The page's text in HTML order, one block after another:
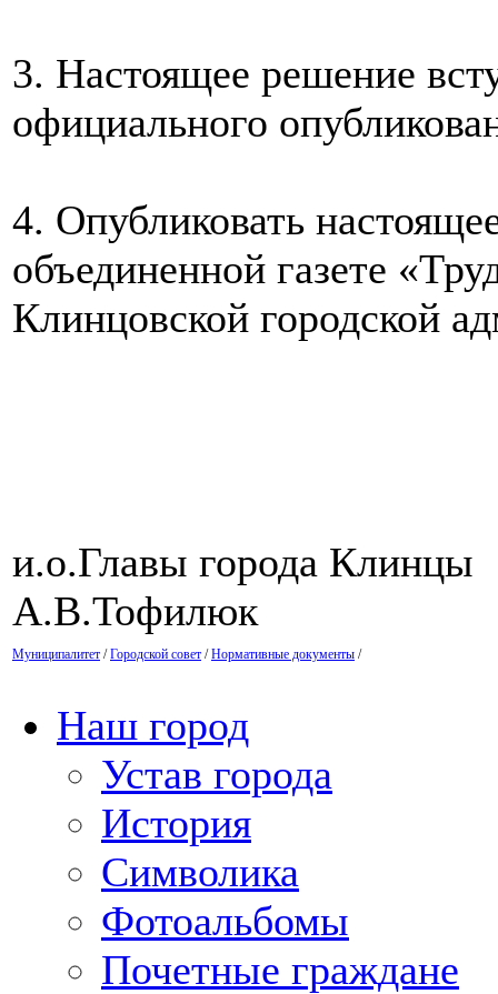
3. Настоящее решение
официального
4. Опубликовать
объединенной газете
Клинцовской городской
и.о.Главы
А.В.Тофилюк
Муниципалитет /Городской совет /Нормативные документы /
Наш город
Устав города
История
Символика
Фотоальбомы
Почетные граждане